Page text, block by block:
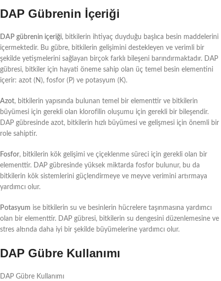
DAP Gübrenin İçeriği
DAP gübrenin içeriği, bitkilerin ihtiyaç duyduğu başlıca besin maddelerini
içermektedir. Bu gübre, bitkilerin gelişimini destekleyen ve verimli bir
şekilde yetişmelerini sağlayan birçok farklı bileşeni barındırmaktadır. DAP
gübresi, bitkiler için hayati öneme sahip olan üç temel besin elementini
içerir: azot (N), fosfor (P) ve potasyum (K).
Azot, bitkilerin yapısında bulunan temel bir elementtir ve bitkilerin
büyümesi için gerekli olan klorofilin oluşumu için gerekli bir bileşendir.
DAP gübresinde azot, bitkilerin hızlı büyümesi ve gelişmesi için önemli bir
role sahiptir.
Fosfor, bitkilerin kök gelişimi ve çiçeklenme süreci için gerekli olan bir
elementtir. DAP gübresinde yüksek miktarda fosfor bulunur, bu da
bitkilerin kök sistemlerini güçlendirmeye ve meyve verimini artırmaya
yardımcı olur.
Potasyum ise bitkilerin su ve besinlerin hücrelere taşınmasına yardımcı
olan bir elementtir. DAP gübresi, bitkilerin su dengesini düzenlemesine ve
stres altında daha iyi bir şekilde büyümelerine yardımcı olur.
DAP Gübre Kullanımı
DAP Gübre Kullanımı